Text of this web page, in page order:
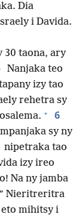
Dia
i Davida.
30 taona, ary
Nanjaka teo
izy tao
rehetra sy
+ 6
sy ny
nipetraka tao
izy ireo
Na ny jamba
Nieritreritra
mihitsy i